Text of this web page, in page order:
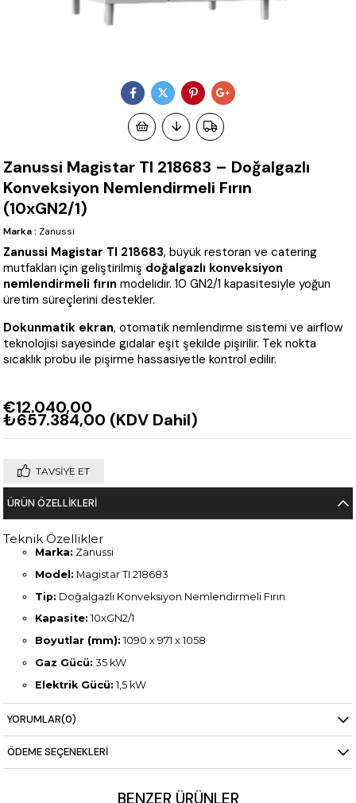
Zanussi Magistar TI 218683 – Doğalgazlı
Konveksiyon Nemlendirmeli Fırın
(10xGN2/1)
Marka : Zanussi
Zanussi Magistar TI 218683, büyük restoran ve catering
mutfakları için geliştirilmiş doğalgazlı konveksiyon
nemlendirmeli fırın modelidir. 10 GN2/1 kapasitesiyle yoğun
üretim süreçlerini destekler.
Dokunmatik ekran, otomatik nemlendirme sistemi ve airflow
teknolojisi sayesinde gıdalar eşit şekilde pişirilir. Tek nokta
sıcaklık probu ile pişirme hassasiyetle kontrol edilir.
€12.040,00
₺657.384,00 (KDV Dahil)
TAVSIYE ET
ÜRÜN ÖZELLIKLERI
Teknik Özellikler
Marka: Zanussi
Model: Magistar TI 218683
Tip: Doğalgazlı Konveksiyon Nemlendirmeli Fırın
Kapasite: 10xGN2/1
Boyutlar (mm): 1090 x 971 x 1058
Gaz Gücü: 35 kW
Elektrik Gücü: 1,5 kW
Ağırlık:175 kg
YORUMLAR(0)
ÖDEME SEÇENEKLERI
BENZER ÜRÜNLER